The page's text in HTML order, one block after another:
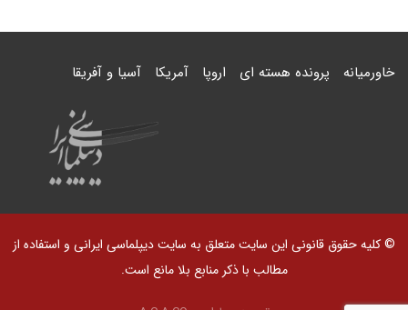
خاورمیانه پرونده هسته ای اروپا آمریکا آسیا و آفریقا
© کلیه حقوق قانونی این سایت متعلق به سایت دیپلماسی ایرانی و استفاده از
مطالب با ذکر منابع بلا مانع است.